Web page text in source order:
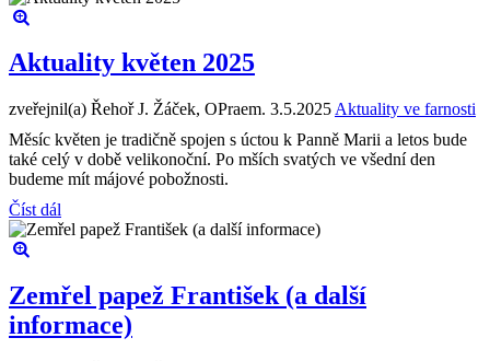
Aktuality květen 2025
zveřejnil(a) Řehoř J. Žáček, OPraem. 3.5.2025 Aktuality ve farnosti
Měsíc květen je tradičně spojen s úctou k Panně Marii a letos bude
také celý v době velikonoční. Po mších svatých ve všední den
budeme mít májové pobožnosti.
Číst dál
Zemřel papež František (a další
informace)